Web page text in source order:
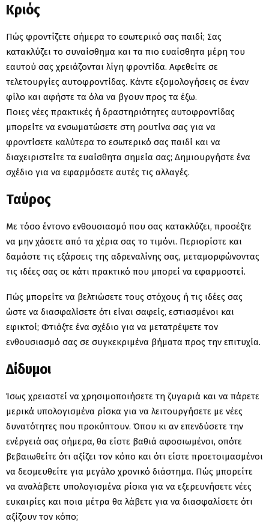
Κριός
Πώς φροντίζετε σήμερα το εσωτερικό σας παιδί; Σας
κατακλύζει το συναίσθημα και τα πιο ευαίσθητα μέρη του
εαυτού σας χρειάζονται λίγη φροντίδα. Αφεθείτε σε
τελετουργίες αυτοφροντίδας. Κάντε εξομολογήσεις σε έναν
φίλο και αφήστε τα όλα να βγουν προς τα έξω.
Ποιες νέες πρακτικές ή δραστηριότητες αυτοφροντίδας
μπορείτε να ενσωματώσετε στη ρουτίνα σας για να
φροντίσετε καλύτερα το εσωτερικό σας παιδί και να
διαχειριστείτε τα ευαίσθητα σημεία σας; Δημιουργήστε ένα
σχέδιο για να εφαρμόσετε αυτές τις αλλαγές.
Ταύρος
Με τόσο έντονο ενθουσιασμό που σας κατακλύζει, προσέξτε
να μην χάσετε από τα χέρια σας το τιμόνι. Περιορίστε και
δαμάστε τις εξάρσεις της αδρεναλίνης σας, μεταμορφώνοντας
τις ιδέες σας σε κάτι πρακτικό που μπορεί να εφαρμοστεί.
Πώς μπορείτε να βελτιώσετε τους στόχους ή τις ιδέες σας
ώστε να διασφαλίσετε ότι είναι σαφείς, εστιασμένοι και
εφικτοί; Φτιάξτε ένα σχέδιο για να μετατρέψετε τον
ενθουσιασμό σας σε συγκεκριμένα βήματα προς την επιτυχία.
Δίδυμοι
Ίσως χρειαστεί να χρησιμοποιήσετε τη ζυγαριά και να πάρετε
μερικά υπολογισμένα ρίσκα για να λειτουργήσετε με νέες
δυνατότητες που προκύπτουν. Όπου κι αν επενδύσετε την
ενέργειά σας σήμερα, θα είστε βαθιά αφοσιωμένοι, οπότε
βεβαιωθείτε ότι αξίζει τον κόπο και ότι είστε προετοιμασμένοι
να δεσμευθείτε για μεγάλο χρονικό διάστημα. Πώς μπορείτε
να αναλάβετε υπολογισμένα ρίσκα για να εξερευνήσετε νέες
ευκαιρίες και ποια μέτρα θα λάβετε για να διασφαλίσετε ότι
αξίζουν τον κόπο;